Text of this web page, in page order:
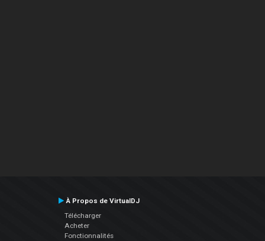
À Propos de VirtualDJ
Télécharger
Acheter
Fonctionnalités